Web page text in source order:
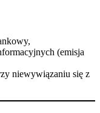
(emisja
niewywiązaniu się z